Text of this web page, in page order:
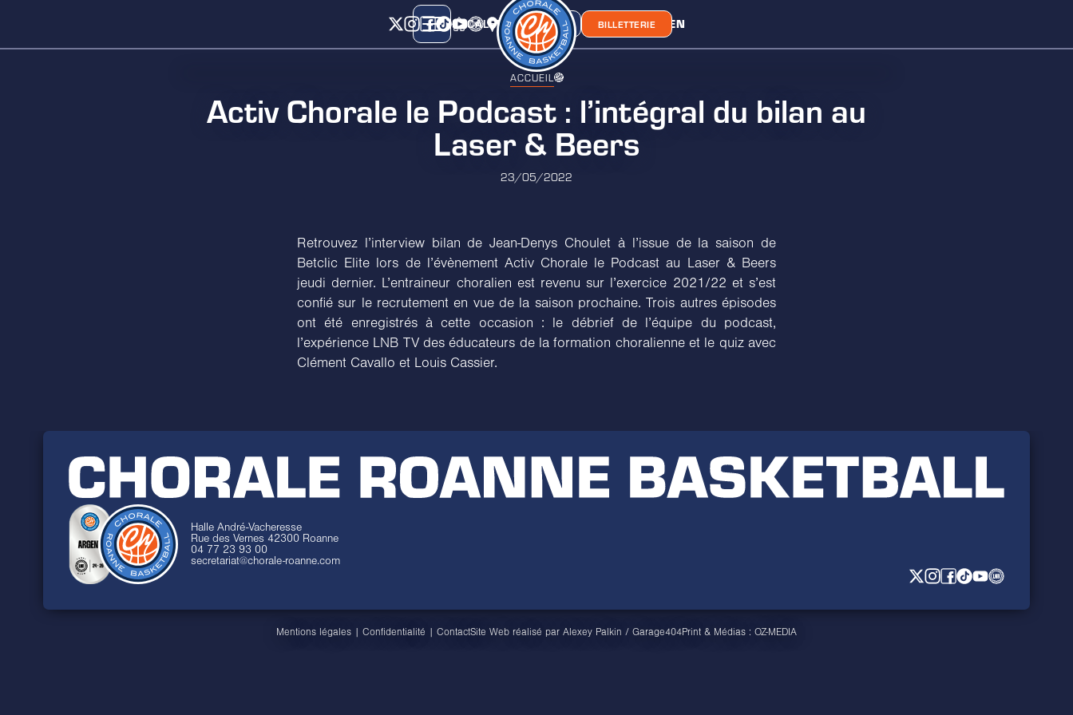
CALENDRIERCLASSEMENTCHORA' LIEN
BOUTIQUE BILLETTERIE
ACCUEIL
Activ Chorale le Podcast : l’intégral du bilan au
Laser & Beers
23/05/2022
Retrouvez l’interview bilan de Jean-Denys Choulet à l’issue de la saison de
Betclic Elite lors de l’évènement Activ Chorale le Podcast au Laser & Beers
jeudi dernier. L’entraineur choralien est revenu sur l’exercice 2021/22 et s’est
confié sur le recrutement en vue de la saison prochaine. Trois autres épisodes
ont été enregistrés à cette occasion : le débrief de l’équipe du podcast,
l’expérience LNB TV des éducateurs de la formation choralienne et le quiz avec
Clément Cavallo et Louis Cassier.
Halle André-Vacheresse
Rue des Vernes 42300 Roanne
04 77 23 93 00
secretariat@chorale-roanne.com
Mentions légales | Confidentialité | ContactSite Web réalisé par Alexey Palkin / Garage404Print & Médias : OZ-MEDIA